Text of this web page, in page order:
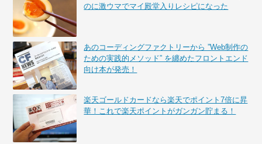
のに激ウマでマイ殿堂入りレシピになった
あのコーディングファクトリーから ”Web制作の
ための実践的メソッド” を纏めたフロントエンド
向け本が発売！
楽天ゴールドカードなら楽天でポイント7倍に昇
華！これで楽天ポイントがガンガン貯まる！